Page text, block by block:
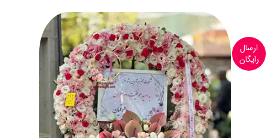
ارسال
رایگان